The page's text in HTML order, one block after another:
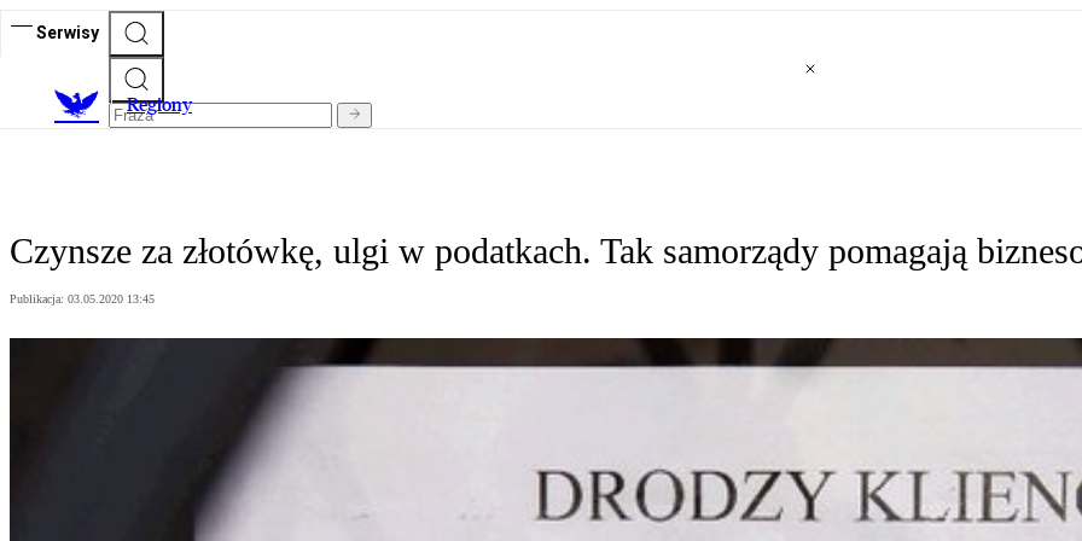
Serwisy
Regiony
Czynsze za złotówkę, ulgi w podatkach. Tak samorządy pomagają
Publikacja: 03.05.2020 13:45